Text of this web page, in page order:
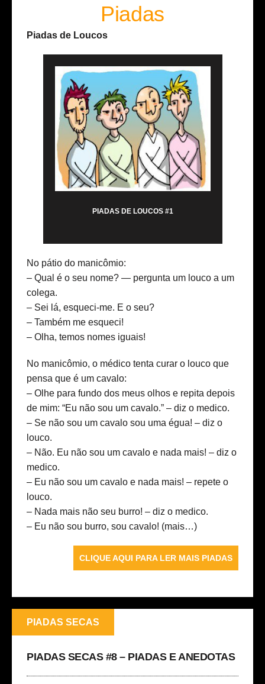
Piadas
Piadas de Loucos
PIADAS DE LOUCOS #1
No pátio do manicômio:
– Qual é o seu nome? — pergunta um louco a um
colega.
– Sei lá, esqueci-me. E o seu?
– Também me esqueci!
– Olha, temos nomes iguais!
No manicômio, o médico tenta curar o louco que
pensa que é um cavalo:
– Olhe para fundo dos meus olhos e repita depois
de mim: “Eu não sou um cavalo.” – diz o medico.
– Se não sou um cavalo sou uma égua! – diz o
louco.
– Não. Eu não sou um cavalo e nada mais! – diz o
medico.
– Eu não sou um cavalo e nada mais! – repete o
louco.
– Nada mais não seu burro! – diz o medico.
– Eu não sou burro, sou cavalo! (mais…)
CLIQUE AQUI PARA LER MAIS PIADAS
PIADAS SECAS
PIADAS SECAS #8 – PIADAS E ANEDOTAS